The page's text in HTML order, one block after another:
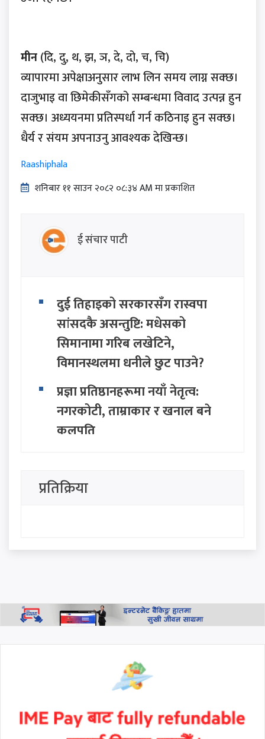
मीन(दि, दु, थ, झ, ञ, दे, दो, च, चि)
व्यापारमा अपेक्षाअनुसार लाभ लिन समय लाग्न सक्छ।
दाजुभाइ वा छिमेकीसँगको सम्बन्धमा विवाद उत्पन्न हुन
सक्छ। अध्ययनमा प्रतिस्पर्धा गर्न कठिनाइ हुन सक्छ।
धैर्य र संयम अपनाउनु आवश्यक देखिन्छ।
Raashiphala
शनिबार ११ साउन २०८२ ०८:३४ AM मा प्रकाशित
ई संचार पाटी
दुई तिहाइको सरकारसँग रास्वपा
सांसदकै असन्तुष्टि: मधेसको
सिमानामा गरिब लखेटिने,
विमानस्थलमा धनीले छुट पाउने?
प्रज्ञा प्रतिष्ठानहरूमा नयाँ नेतृत्व:
नगरकोटी, ताम्राकार र खनाल बने
कुलपति
कडाइ: 'बर्थ टुरिज्म' रोक्न दुई नयाँ
आदेश जारी
खरिदमा भाग्य चम्कियो : १० लाख
सहभागी नहुने राप्रपाको निर्णय
प्रतिक्रिया